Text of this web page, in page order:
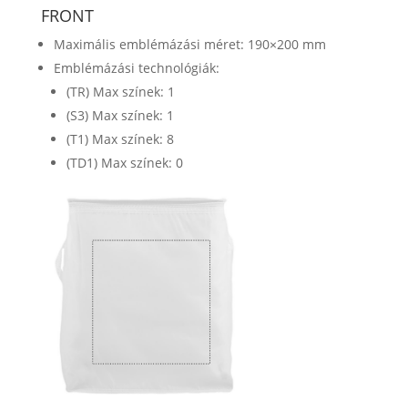
FRONT
Maximális emblémázási méret: 190×200 mm
Emblémázási technológiák:
(TR) Max színek: 1
(S3) Max színek: 1
(T1) Max színek: 8
(TD1) Max színek: 0